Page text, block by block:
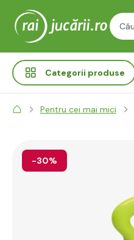
Categorii produse
Pentru cei mai mici
-30%